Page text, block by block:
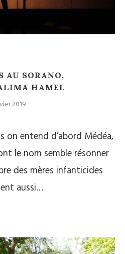
AU SORANO,
HAMEL
2019
on entend d’abord Médéa,
le nom semble résonner
des mères infanticides
aussi…